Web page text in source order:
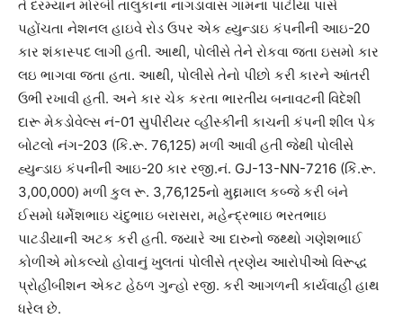
તે દરમ્યાન મોરબી તાલુકાના નાગડાવાસ ગામના પાટીયા પાસે
પહોંચતા નેશનલ હાઇવે રોડ ઉપર એક હ્યુન્ડાઇ કંપનીની આઇ-20
કાર શંકાસ્પદ લાગી હતી. આથી, પોલીસે તેને રોકવા જતા ઇસમો કાર
લઇ ભાગવા જતા હતા. આથી, પોલીસે તેનો પીછો કરી કારને આંતરી
ઉભી રખાવી હતી. અને કાર ચેક કરતા ભારતીય બનાવટની વિદેશી
દારૂ મેકડોવેલ્સ નં-01 સુપીરીયર વ્હીસ્કીની કાચની કંપની શીલ પેક
બોટલો નંગ-203 (કિં.રૂ. 76,125) મળી આવી હતી જેથી પોલીસે
હ્યુન્ડાઇ કંપનીની આઇ-20 કાર રજી.નં. GJ-13-NN-7216 (કિં.રૂ.
3,00,000) મળી કુલ રૂ. 3,76,125નો મુદ્દામાલ કબ્જે કરી બંને
ઈસમો ધર્મેશભાઇ ચંદુભાઇ બરાસરા, મહેન્દ્રભાઇ ભરતભાઇ
પાટડીયાની અટક કરી હતી. જ્યારે આ દારુનો જથ્થો ગણેશભાઈ
કોળીએ મોકલ્યો હોવાનું ખુલતાં પોલીસે ત્રણેય આરોપીઓ વિરૂદ્ધ
પ્રોહીબીશન એકટ હેઠળ ગુન્હો રજી. કરી આગળની કાર્યવાહી હાથ
ધરેલ છે.